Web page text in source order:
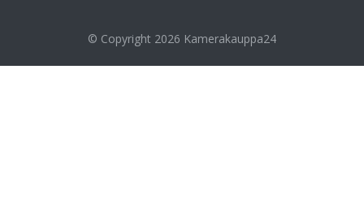
© Copyright 2026 Kamerakauppa24